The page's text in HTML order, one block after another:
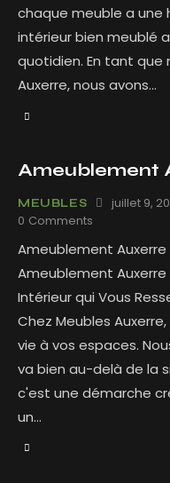
chaque meuble a une
intérieur bien meublé
quotidien. En tant que
Auxerre, nous avons…
Ameublement
MEUBLES juillet 9,
0 Comments
Ameublement
Ameublement
Intérieur qui Vous
Chez Meubles
vie à vos espaces.
va bien au-delà de la
c'est une démarche
un…